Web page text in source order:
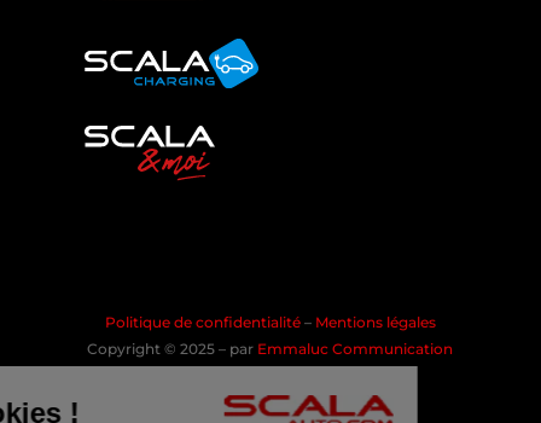
Politique de confidentialité – Mentions légales
Copyright © 2025 – par Emmaluc Communication
les Cookies !